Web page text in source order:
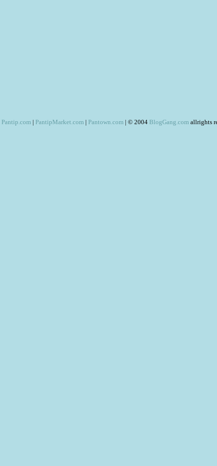
Pantip.com | PantipMarket.com | Pantown.com | © 2004 BlogGang.com allrights